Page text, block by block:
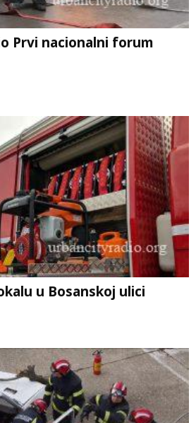
Prvi nacionalni forum
u Bosanskoj ulici